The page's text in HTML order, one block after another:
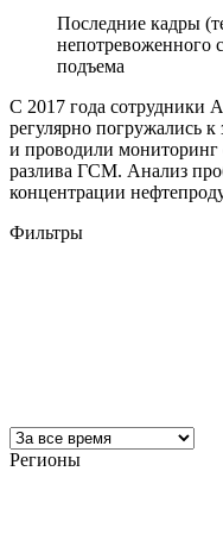
Последние кадры
непотревоженного
подъема
С 2017 года сотрудники
регулярно погружались
и проводили мониторинг
разлива ГСМ. Анализ
концентрации
Фильтры
Регионы